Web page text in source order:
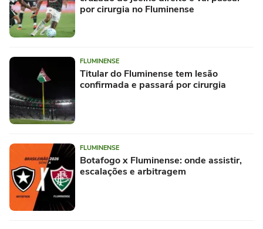
por cirurgia no Fluminense
FLUMINENSE
Titular do Fluminense tem lesão
confirmada e passará por cirurgia
FLUMINENSE
Botafogo x Fluminense: onde assistir,
escalações e arbitragem